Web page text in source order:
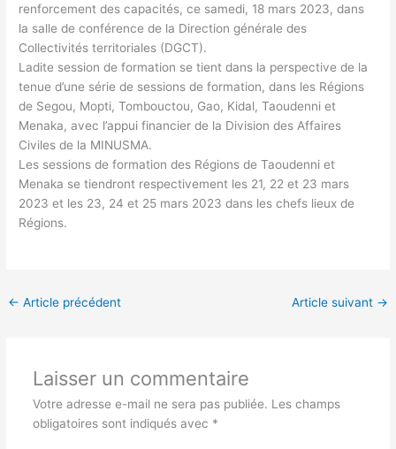
renforcement des capacités, ce samedi, 18 mars 2023, dans
la salle de conférence de la Direction générale des
Collectivités territoriales (DGCT).
Ladite session de formation se tient dans la perspective de la
tenue d’une série de sessions de formation, dans les Régions
de Segou, Mopti, Tombouctou, Gao, Kidal, Taoudenni et
Menaka, avec l’appui financier de la Division des Affaires
Civiles de la MINUSMA.
Les sessions de formation des Régions de Taoudenni et
Menaka se tiendront respectivement les 21, 22 et 23 mars
2023 et les 23, 24 et 25 mars 2023 dans les chefs lieux de
Régions.
← Article précédent Article suivant →
Laisser un commentaire
Votre adresse e-mail ne sera pas publiée. Les champs
obligatoires sont indiqués avec *